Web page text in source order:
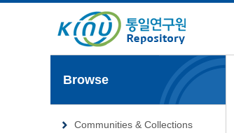
Browse
Communities & Collections